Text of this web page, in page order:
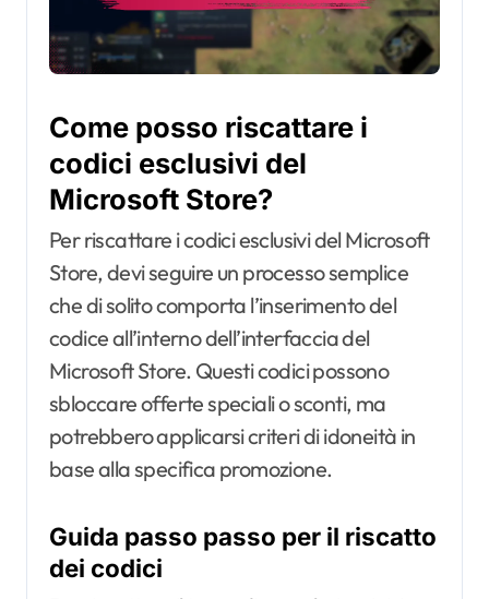
Come posso riscattare i
codici esclusivi del
Microsoft Store?
Per riscattare i codici esclusivi del Microsoft
Store, devi seguire un processo semplice
che di solito comporta l’inserimento del
codice all’interno dell’interfaccia del
Microsoft Store. Questi codici possono
sbloccare offerte speciali o sconti, ma
potrebbero applicarsi criteri di idoneità in
base alla specifica promozione.
Guida passo passo per il riscatto
dei codici